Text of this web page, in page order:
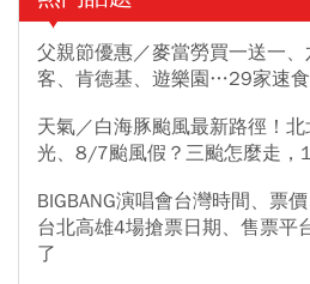
父親節優惠／麥當勞買一送一
客、肯德基、遊樂園…29家速
天氣／白海豚颱風最新路徑！
光、8/7颱風假？三颱怎麼走，
BIGBANG演唱會台灣時間、票
台北高雄4場搶票日期、售票
了